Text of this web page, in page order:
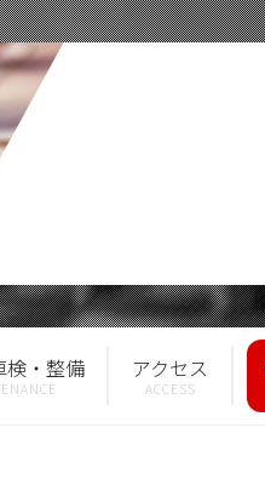
検・整備 アクセス